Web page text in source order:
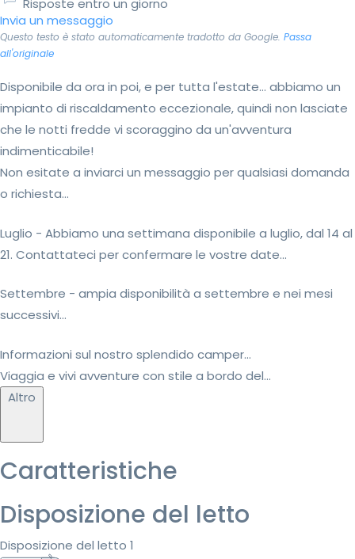
Risposte entro un giorno
Invia un messaggio
Questo testo è stato automaticamente tradotto da Google. Passa
all'originale
Disponibile da ora in poi, e per tutta l'estate... abbiamo un
impianto di riscaldamento eccezionale, quindi non lasciate
che le notti fredde vi scoraggino da un'avventura
indimenticabile!
Non esitate a inviarci un messaggio per qualsiasi domanda
o richiesta...
Luglio - Abbiamo una settimana disponibile a luglio, dal 14 al
21. Contattateci per confermare le vostre date...
Settembre - ampia disponibilità a settembre e nei mesi
successivi...
Informazioni sul nostro splendido camper...
Viaggia e vivi avventure con stile a bordo del...
Altro
Caratteristiche
Disposizione del letto
Disposizione del letto 1